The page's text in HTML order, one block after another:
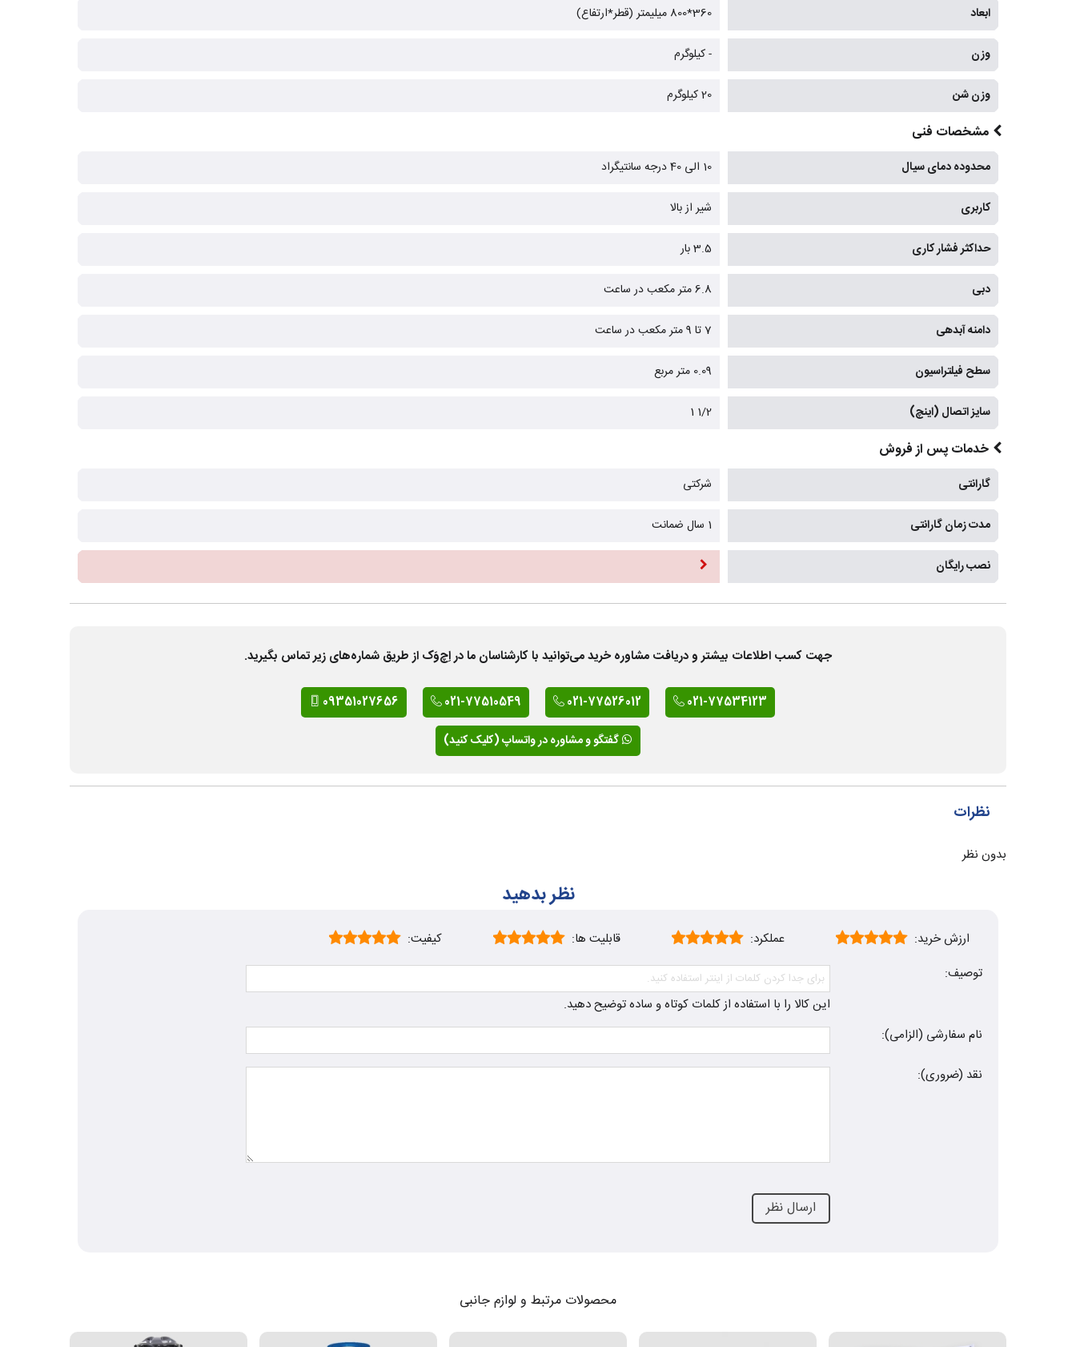
ابعاد 360*800 میلیمتر (قطر*ارتفاع)
وزن - کیلوگرم
وزن شن 20 کیلوگرم
مشخصات فنی
محدوده دمای سیال 10 الی 40 درجه سانتیگراد
کاربری شیر از بالا
حداکثر فشار کاری 3.5 بار
دبی 6.8 متر مکعب در ساعت
دامنه آبدهی 7 تا 9 متر مکعب در ساعت
سطح فیلتراسیون 0.09 متر مربع
سایز اتصال (اینچ) 1/2 1
خدمات پس از فروش
گارانتی شرکتی
مدت زمان گارانتی 1 سال ضمانت
نصب رایگان
جهت کسب اطلاعات بیشتر و دریافت مشاوره خرید می‌توانید با کارشناسان ما در اِچ‌وَک از طریق شماره‌های زیر تماس بگیرید.
021-77534123
021-77526012
021-77510549
09351027656
گفتگو و مشاوره در واتساپ (کلیک کنید)
نظرات
بدون نظر
نظر بدهید
ارزش خرید: عملکرد: قابلیت ها:
کیفیت:
توصیف:
این کالا را با استفاده از کلمات کوتاه و ساده توضیح دهید.
نام سفارشی (الزامی):
نقد (ضروری):
محصولات مرتبط و لوازم جانبی